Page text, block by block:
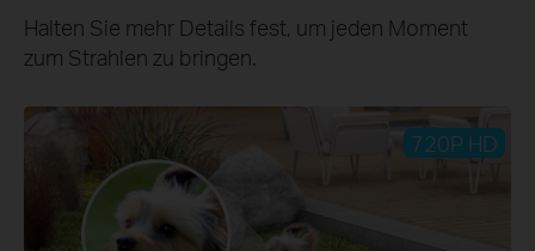
Halten Sie mehr Details fest, um jeden Moment
zum Strahlen zu bringen.
720P HD